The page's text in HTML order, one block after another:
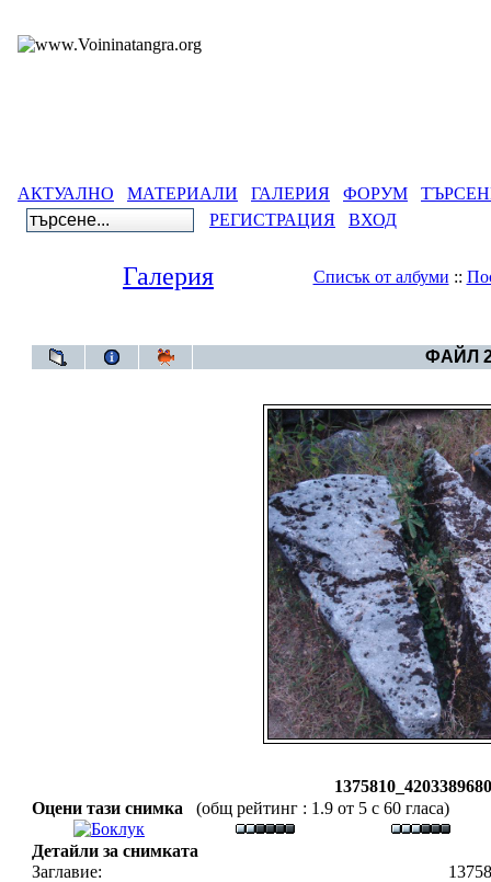
АКТУАЛНО МАТЕРИАЛИ ГАЛЕРИЯ ФОРУМ
РЕГИСТРАЦИЯ
ВХОД
Галерия Списък от албуми ::
ФАЙЛ
Оцени тази снимка
(общ рейтинг : 1.9 от 5 с 60 гласа)
Детайли за снимката
Заглавие: